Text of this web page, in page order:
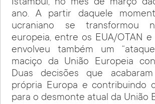
Istambul, no mês de março
ano. A partir daquele
ucraniano se transformou
europeia, entre os EUA/OTAN e
envolveu também um
maciço da União Europeia
Duas decisões que
própria Europa e contribuindo
para o desmonte atual da União